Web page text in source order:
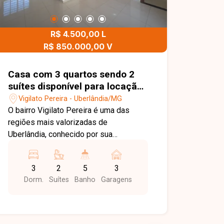
R$ 4.500,00 L
R$ 850.000,00 V
Casa com 3 quartos sendo 2
suítes disponível para locação
e venda no bairro Vigilato
Pereira em Uberlândia-MG
Vigilato Pereira - Uberlândia/MG
O bairro Vigilato Pereira é uma das
regiões mais valorizadas de
Uberlândia, conhecido por sua
e fácil acesso aos principais pontos da
cidade. A localização oferece
proximidade com supermercados,
3
Dorm.
2
Suítes
5
Banho
3
Garagens